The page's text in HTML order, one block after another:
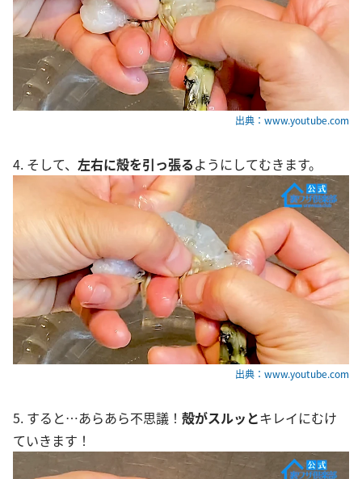
出典：www.youtube.com
4. そして、 左右に殻を引っ張るようにしてむきます。
出典：www.youtube.com
5. すると…あらあら不思議！ 殻がスルッとキレイにむけ
ていきます！